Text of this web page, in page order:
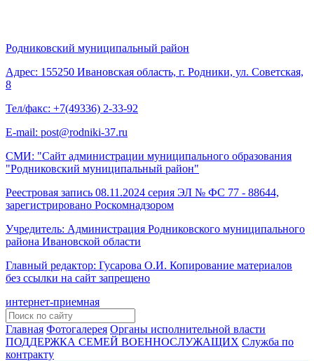
Родниковский муниципальный район
Адрес: 155250 Ивановская область, г. Родники, ул. Советская,
8
Тел/факс: +7(49336) 2-33-92
E-mail: post@rodniki-37.ru
СМИ: "Сайт администрации муниципального образования
"Родниковский муниципальный район"
Реестровая запись 08.11.2024 серия ЭЛ № ФС 77 - 88644,
зарегистрировано Роскомнадзором
Учредитель: Администрация Родниковского муниципального
района Ивановской области
Главный редактор: Гусарова О.И. Копирование материалов
без ссылки на сайт запрещено
интернет-приемная
Главная Фотогалерея Органы исполнительной власти
ПОДДЕРЖКА СЕМЕЙ ВОЕННОСЛУЖАЩИХ Cлужба по
контракту